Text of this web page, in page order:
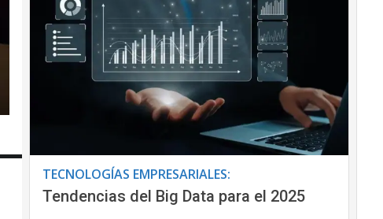
TECNOLOGÍAS EMPRESARIALES:
Tendencias del Big Data para el 2025